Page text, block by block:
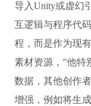
导入Unity或虚幻
互逻辑与程序代
程，而是作为现
素材资源，”他特
数据，其他创作
增强，例如将生